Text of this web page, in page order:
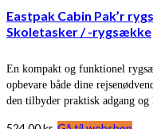
Eastpak Cabin Pak’r
Skoletasker / -rygsække
En kompakt og funktionel
opbevare både dine
den tilbyder praktisk adgang og